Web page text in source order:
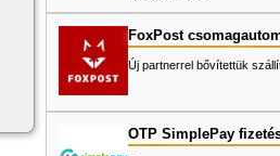
FoxPost
Új partnerrel bővítettük
OTP SimplePay